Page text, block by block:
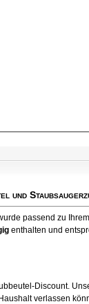
und
passend zu Ihrem
enthalten und
Discount.
verlassen